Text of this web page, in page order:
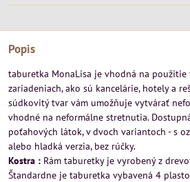
Popis
taburetka MonaLisa je vhodná na použitie
zariadeniach, ako sú kancelárie, hotely a
súdkovitý tvar vám umožňuje vytvárať
vhodné na neformálne stretnutia.
poťahových látok, v dvoch variantoch - s
alebo hladká verzia, bez rúčky.
Kostra : Rám taburetky je vyrobený z
Štandardne je taburetka vybavená 4